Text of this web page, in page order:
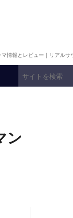
情報とレビュー｜リアルサ
ン